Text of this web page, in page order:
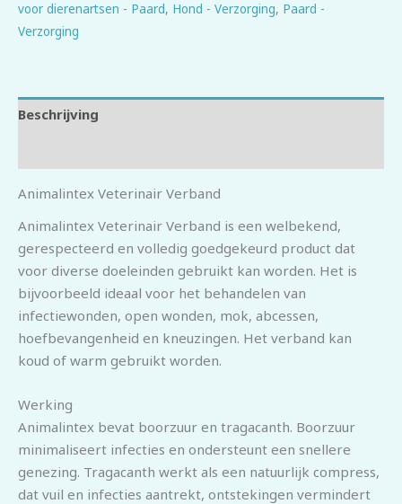
voor dierenartsen - Paard, Hond - Verzorging, Paard -
Verzorging
Beschrijving
Animalintex Veterinair Verband
Animalintex Veterinair Verband is een welbekend,
gerespecteerd en volledig goedgekeurd product dat
voor diverse doeleinden gebruikt kan worden. Het is
bijvoorbeeld ideaal voor het behandelen van
infectiewonden, open wonden, mok, abcessen,
hoefbevangenheid en kneuzingen. Het verband kan
koud of warm gebruikt worden.
Werking
Animalintex bevat boorzuur en tragacanth. Boorzuur
minimaliseert infecties en ondersteunt een snellere
genezing. Tragacanth werkt als een natuurlijk compress,
dat vuil en infecties aantrekt, ontstekingen vermindert